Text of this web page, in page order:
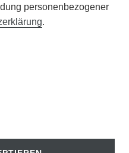
personenbezogener
.